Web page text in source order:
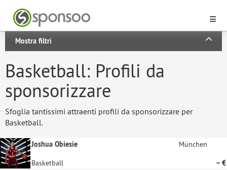
Mostra filtri
Basketball: Profili da
sponsorizzare
Sfoglia tantissimi attraenti profili da sponsorizzare per
Basketball.
Joshua Obiesie München
Basketball
– €